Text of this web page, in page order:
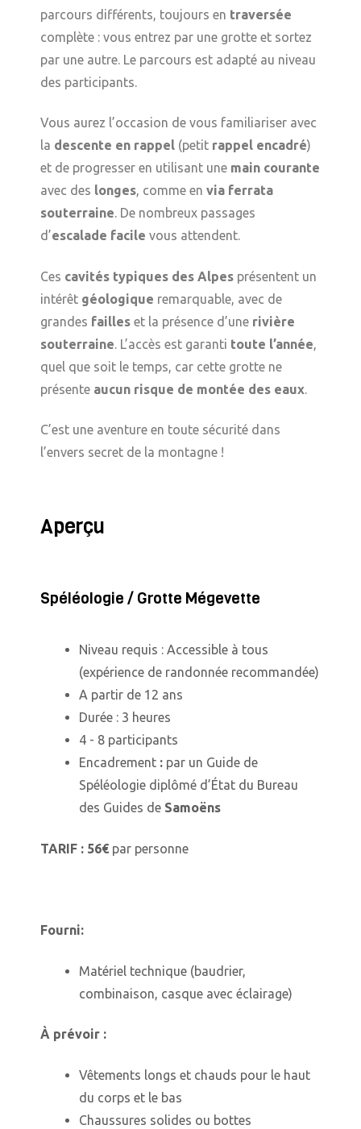
parcours différents, toujours en traversée
complète : vous entrez par une grotte et sortez
par une autre. Le parcours est adapté au niveau
des participants.
Vous aurez l’occasion de vous familiariser avec
la descente en rappel (petit rappel encadré)
et de progresser en utilisant une main courante
avec des longes, comme en via ferrata
souterraine. De nombreux passages
d’escalade facile vous attendent.
Ces cavités typiques des Alpes présentent un
intérêt géologique remarquable, avec de
grandes failles et la présence d’une rivière
souterraine. L’accès est garanti toute l’année,
quel que soit le temps, car cette grotte ne
présente aucun risque de montée des eaux.
C’est une aventure en toute sécurité dans
l’envers secret de la montagne !
Aperçu
Spéléologie / Grotte Mégevette
Niveau requis : Accessible à tous
(expérience de randonnée recommandée)
A partir de 12 ans
Durée : 3 heures
4 - 8 participants
Encadrement : par un Guide de
Spéléologie diplômé d’État du Bureau
des Guides de Samoëns
TARIF : 56€ par personne
Fourni:
Matériel technique (baudrier,
combinaison, casque avec éclairage)
À prévoir :
Vêtements longs et chauds pour le haut
du corps et le bas
Chaussures solides ou bottes